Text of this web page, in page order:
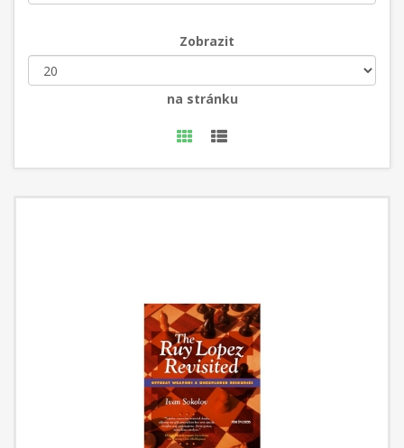
Zobrazit
na stránku